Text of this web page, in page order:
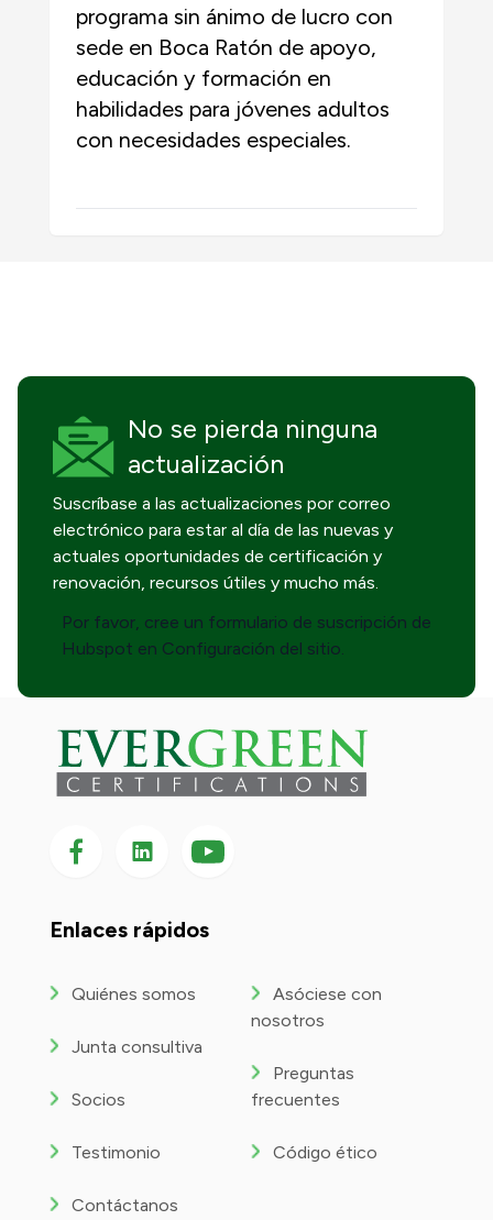
programa sin ánimo de lucro con
sede en Boca Ratón de apoyo,
educación y formación en
habilidades para jóvenes adultos
con necesidades especiales.
No se pierda ninguna
actualización
Suscríbase a las actualizaciones por correo
electrónico para estar al día de las nuevas y
actuales oportunidades de certificación y
renovación, recursos útiles y mucho más.
Por favor, cree un formulario de suscripción de
Hubspot en Configuración del sitio.
Síganos en Facebook
Síganos en LinkedIn
Síganos
en
Enlaces rápidos
Quiénes somos
Junta consultiva
Socios
Testimonio
Contáctanos
Asóciese con
nosotros
Preguntas
frecuentes
Código ético